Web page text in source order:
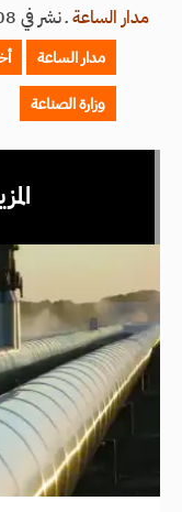
مدار الساعةـنشر في 2026/07/08 الساعة 10:56
مدار الساعة
وزارة الصناعة